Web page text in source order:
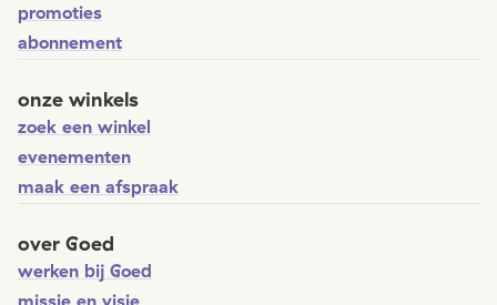
promoties
abonnement
onze winkels
zoek een winkel
evenementen
maak een afspraak
over Goed
werken bij Goed
missie en visie